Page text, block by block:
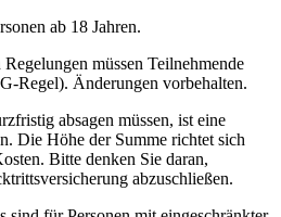
ab 18 Jahren.
müssen Teilnehmende
Regel). Änderungen vorbehalten.
absagen müssen, ist eine
Die Höhe der Summe richtet sich
Bitte denken Sie daran,
abzuschließen.